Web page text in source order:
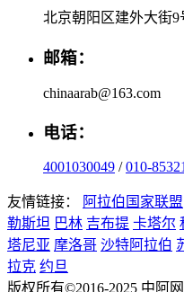
北京朝阳区建外大街9
邮箱：
chinaarab@163.com
电话：
4001030049 /010-
友情链接： 阿拉伯国家联盟
勒斯坦 巴林 吉布提 卡塔尔
塔尼亚 摩洛哥 沙特阿拉伯
拉克 约旦
版权所有©2016-2025 中阿